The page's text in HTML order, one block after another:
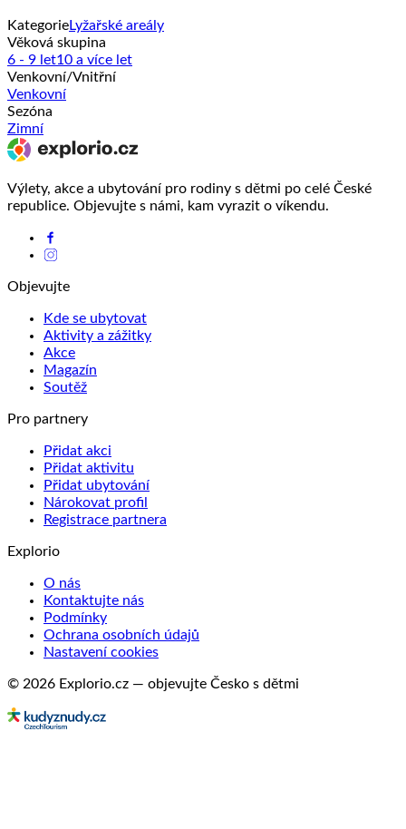
KategorieLyžařské areály
Věková skupina
6 - 9 let10 a více let
Venkovní/Vnitřní
Venkovní
Sezóna
Zimní
Výlety, akce a ubytování pro rodiny s dětmi po celé České
republice. Objevujte s námi, kam vyrazit o víkendu.
Objevujte
Kde se ubytovat
Aktivity a zážitky
Akce
Magazín
Soutěž
Pro partnery
Přidat akci
Přidat aktivitu
Přidat ubytování
Nárokovat profil
Registrace partnera
Explorio
O nás
Kontaktujte nás
Podmínky
Ochrana osobních údajů
Nastavení cookies
© 2026 Explorio.cz — objevujte Česko s dětmi